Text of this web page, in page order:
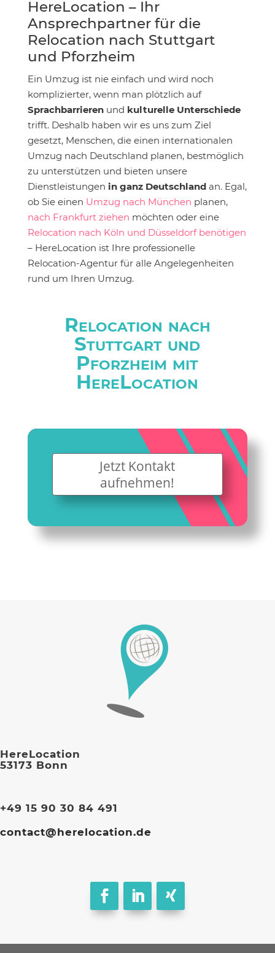
HereLocation – Ihr
Ansprechpartner für die
Relocation nach Stuttgart
und Pforzheim
Ein Umzug ist nie einfach und wird noch
komplizierter, wenn man plötzlich auf
Sprachbarrierenund kulturelle Unterschiede
trifft. Deshalb haben wir es uns zum Ziel
gesetzt, Menschen, die einen internationalen
Umzug nach Deutschland planen, bestmöglich
zu unterstützen und bieten unsere
Dienstleistungen in ganz Deutschlandan. Egal,
ob Sie einen Umzug nach München planen,
nach Frankfurt ziehen möchten oder eine
Relocation nach Köln und Düsseldorf benötigen
– HereLocation ist Ihre professionelle
Relocation-Agentur für alle Angelegenheiten
rund um Ihren Umzug.
Relocation nach
Stuttgart und
Pforzheim mit
HereLocation
Jetzt Kontakt
aufnehmen!
HereLocation
53173 Bonn
+49 15 90 30 84 491
contact@herelocation.de